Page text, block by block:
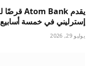
إسترليني في خمسة أسابيع
يوليو 29, 2026